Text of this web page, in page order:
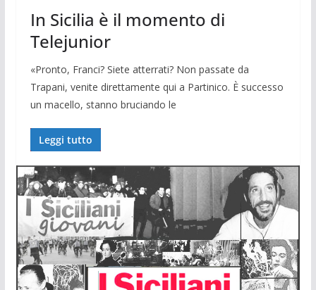
In Sicilia è il momento di
Telejunior
«Pronto, Franci? Siete atterrati? Non passate da
Trapani, venite direttamente qui a Partinico. È successo
un macello, stanno bruciando le
Leggi tutto